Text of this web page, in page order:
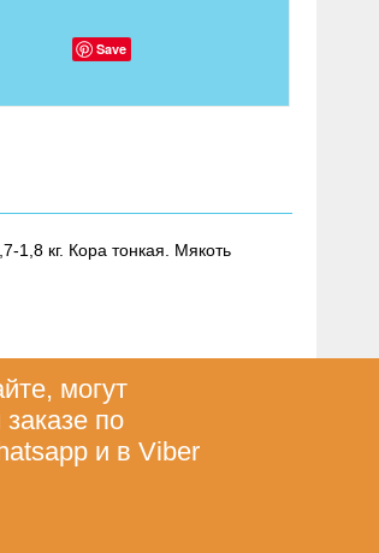
Save
1,8 кг. Кора тонкая. Мякоть
могут
по
и в Viber